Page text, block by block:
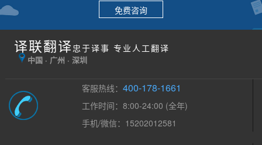
免费咨询
译联翻译 忠于译事 专业人工翻译
中国 · 广州 · 深圳
客服热线：400-178-1661
工作时间：8:00-24:00 (全年)
手机/微信：15202012581